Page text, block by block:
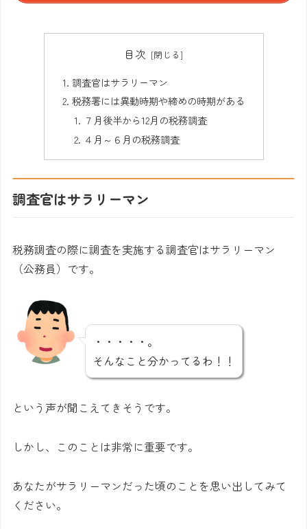
目次
調査官はサラリーマン
税務署には異動時期や締めの時期がある
７月後半から12月の税務調査
４月～６月の税務調査
調査官はサラリーマン
税務調査の際に調査を実施する調査官はサラリーマン
（公務員）です。
・・・・・。
そんなこと分かってるわ！！
という声が聞こえてきそうです。
しかし、このことは非常に重要です。
あなたがサラリーマンだった頃のことを思い出してみて
ください。